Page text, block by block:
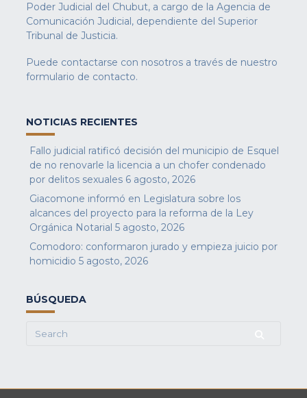
Poder Judicial del Chubut, a cargo de la Agencia de
Comunicación Judicial, dependiente del Superior
Tribunal de Justicia.
Puede contactarse con nosotros a través de nuestro
formulario de contacto.
NOTICIAS RECIENTES
Fallo judicial ratificó decisión del municipio de Esquel
de no renovarle la licencia a un chofer condenado
por delitos sexuales 6 agosto, 2026
Giacomone informó en Legislatura sobre los
alcances del proyecto para la reforma de la Ley
Orgánica Notarial 5 agosto, 2026
Comodoro: conformaron jurado y empieza juicio por
homicidio 5 agosto, 2026
BÚSQUEDA
Search